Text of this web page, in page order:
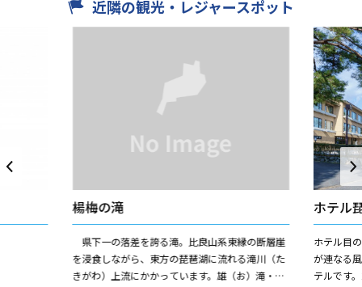
近隣の観光・レジャースポット
楊梅の滝
県下一の落差を誇る滝。比良山系東縁の断層崖
を浸食しながら、東方の琵琶湖に流れる滝川（た
きがわ）上流にかかっています。雄（お）滝・薬
ホテル
ホテル目
が連なる
テルです